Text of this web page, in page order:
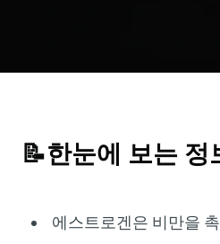
📝한눈에 보는 정
에스트로겐은 비만을